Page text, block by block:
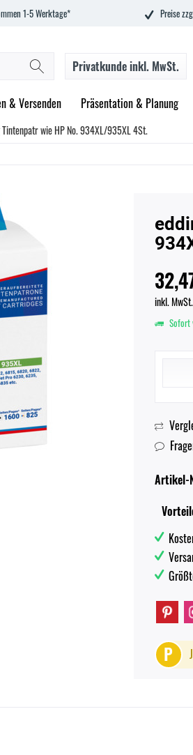
1-5 Werktage* Preise
Privatkundeinkl. MwSt.
& Versenden Präsentation & Planung
Tintenpatr wie HP No. 934XL/935XL 4St.
inkl.
Sofort
Artikel-
P